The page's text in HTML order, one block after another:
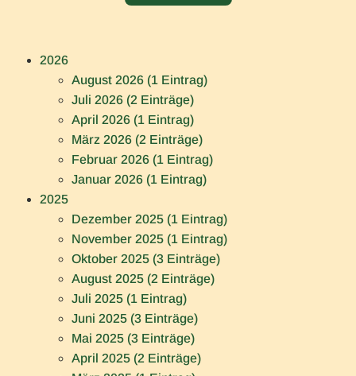
r
i
n
S
2026
August 2026 (1 Eintrag)
Juli 2026 (2 Einträge)
April 2026 (1 Eintrag)
März 2026 (2 Einträge)
Februar 2026 (1 Eintrag)
Januar 2026 (1 Eintrag)
2025
Dezember 2025 (1 Eintrag)
November 2025 (1 Eintrag)
Oktober 2025 (3 Einträge)
August 2025 (2 Einträge)
Juli 2025 (1 Eintrag)
Juni 2025 (3 Einträge)
Mai 2025 (3 Einträge)
April 2025 (2 Einträge)